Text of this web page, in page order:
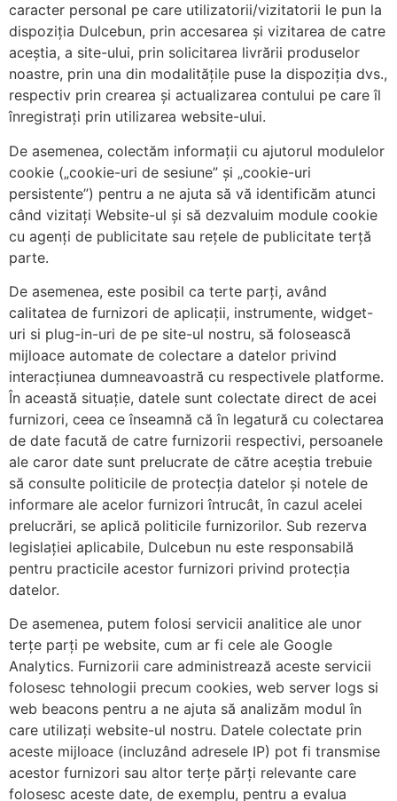
caracter personal pe care utilizatorii/vizitatorii le pun la
dispoziția Dulcebun, prin accesarea și vizitarea de catre
aceștia, a site-ului, prin solicitarea livrării produselor
noastre, prin una din modalitățile puse la dispoziția dvs.,
respectiv prin crearea și actualizarea contului pe care îl
înregistrați prin utilizarea website-ului.
De asemenea, colectăm informații cu ajutorul modulelor
cookie („cookie-uri de sesiune” și „cookie-uri
persistente”) pentru a ne ajuta să vă identificăm atunci
când vizitați Website-ul și să dezvaluim module cookie
cu agenți de publicitate sau rețele de publicitate terță
parte.
De asemenea, este posibil ca terte parți, având
calitatea de furnizori de aplicații, instrumente, widget-
uri si plug-in-uri de pe site-ul nostru, să folosească
mijloace automate de colectare a datelor privind
interacțiunea dumneavoastră cu respectivele platforme.
În această situație, datele sunt colectate direct de acei
furnizori, ceea ce înseamnă că în legatură cu colectarea
de date facută de catre furnizorii respectivi, persoanele
ale caror date sunt prelucrate de către aceștia trebuie
să consulte politicile de protecția datelor și notele de
informare ale acelor furnizori întrucât, în cazul acelei
prelucrări, se aplică politicile furnizorilor. Sub rezerva
legislației aplicabile, Dulcebun nu este responsabilă
pentru practicile acestor furnizori privind protecția
datelor.
De asemenea, putem folosi servicii analitice ale unor
terțe parți pe website, cum ar fi cele ale Google
Analytics. Furnizorii care administrează aceste servicii
folosesc tehnologii precum cookies, web server logs si
web beacons pentru a ne ajuta să analizăm modul în
care utilizați website-ul nostru. Datele colectate prin
aceste mijloace (incluzând adresele IP) pot fi transmise
acestor furnizori sau altor terțe părți relevante care
folosesc aceste date, de exemplu, pentru a evalua